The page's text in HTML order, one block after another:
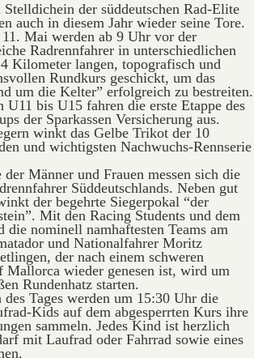
der süddeutschen Rad-Elite
auch in diesem Jahr wieder seine Tore.
Mai werden ab 9 Uhr vor der
Radrennfahrer in unterschiedlichen
Kilometer langen, topografisch und
Rundkurs geschickt, um das
um die Kelter” erfolgreich zu bestreiten.
U11 bis U15 fahren die erste Etappe des
der Sparkassen Versicherung aus.
winkt das Gelbe Trikot der 10
und wichtigsten Nachwuchs-Rennserie
Männer und Frauen messen sich die
Süddeutschlands. Neben gut
der begehrte Siegerpokal “der
Mit den Racing Students und dem
die nominell namhaftesten Teams am
und Nationalfahrer Moritz
der nach einem schweren
Mallorca wieder genesen ist, wird um
Rundenhatz starten.
Tages werden um 15:30 Uhr die
Kids auf dem abgesperrten Kurs ihre
sammeln. Jedes Kind ist herzlich
mit Laufrad oder Fahrrad sowie eines